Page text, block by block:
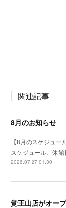
関連記事
8月のお知らせ
【8月のスケジュ
スケジュール、休
2026.07.27 01:30
覚王山店がオー